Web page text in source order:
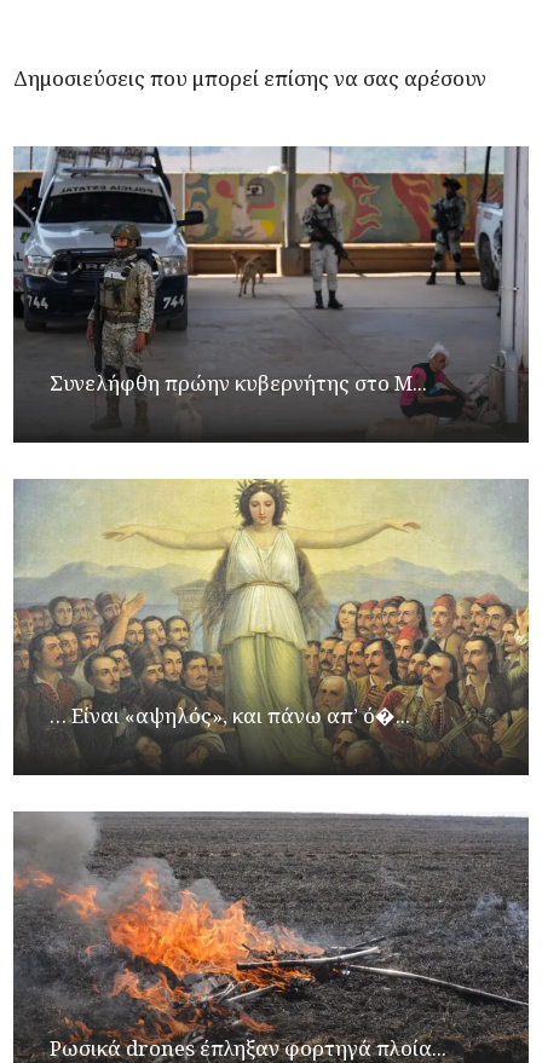
Δημοσιεύσεις που μπορεί επίσης να σας αρέσουν
Συνελήφθη πρώην κυβερνήτης στο Μ...
… Είναι «αψηλός», και πάνω απ’ ό�...
Ρωσικά drones έπληξαν φορτηγά πλοία...